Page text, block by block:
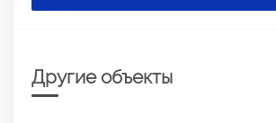
Другие объекты